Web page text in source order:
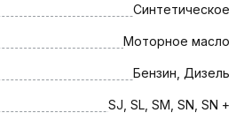
Синтетическое
Моторное масло
Бензин, Дизель
SJ, SL, SM, SN, SN +